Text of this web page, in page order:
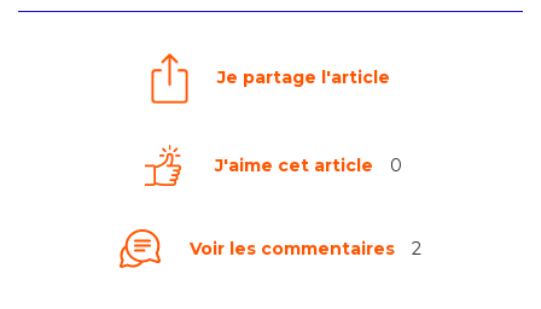
Je partage l'article
J'aime cet article 0
Voir les commentaires 2